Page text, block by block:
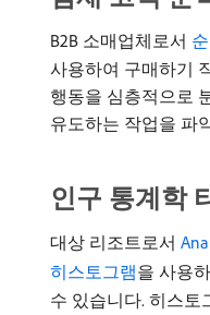
B2B 소매업체로서
사용하여 구매하기
행동을 심층적으로
유도하는 작업을 파
인구 통계학
대상 리조트로서
히스토그램을 사용
수 있습니다. 히스토